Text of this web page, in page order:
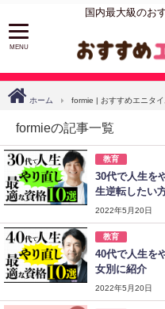
国内最大級のお
ホーム formie | おすすめエニタイ
formieの記事一覧
教育
30代で人生を
生逆転したい
2022年5月20日
教育
40代で人生を
女別に紹介
2022年5月20日